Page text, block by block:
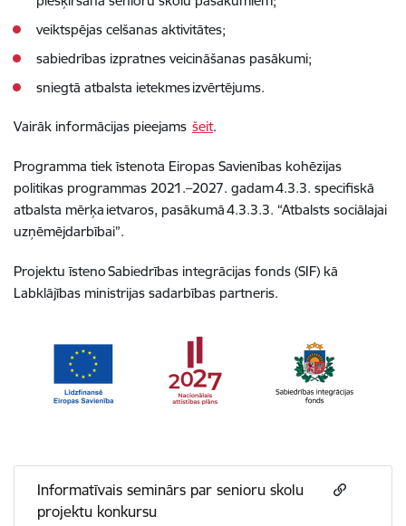
veiktspējas celšanas aktivitātes;
sabiedrības izpratnes veicināšanas pasākumi;
sniegtā atbalsta ietekmes izvērtējums.
Vairāk informācijas pieejams šeit.
Programma tiek īstenota Eiropas Savienības kohēzijas
politikas programmas 2021.–2027. gadam 4.3.3. specifiskā
atbalsta mērķa ietvaros, pasākumā 4.3.3.3. “Atbalsts sociālajai
uzņēmējdarbībai”.
Projektu īsteno Sabiedrības integrācijas fonds (SIF) kā
Labklājības ministrijas sadarbības partneris.
Informatīvais seminārs par senioru skolu
projektu konkursu